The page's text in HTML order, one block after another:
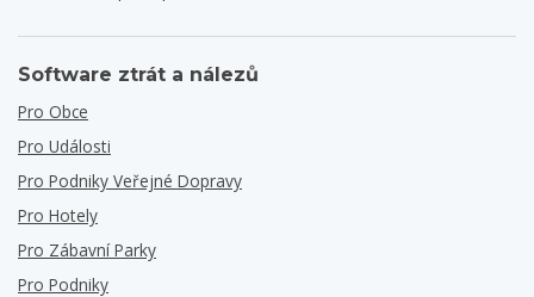
Software ztrát a nálezů
Pro Obce
Pro Události
Pro Podniky Veřejné Dopravy
Pro Hotely
Pro Zábavní Parky
Pro Podniky